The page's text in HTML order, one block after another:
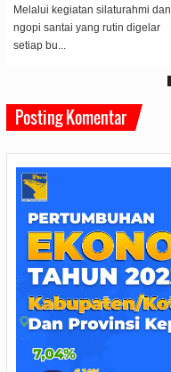
Melalui kegiatan silaturahmi dan
ngopi santai yang rutin digelar
setiap bu...
Posting Komentar